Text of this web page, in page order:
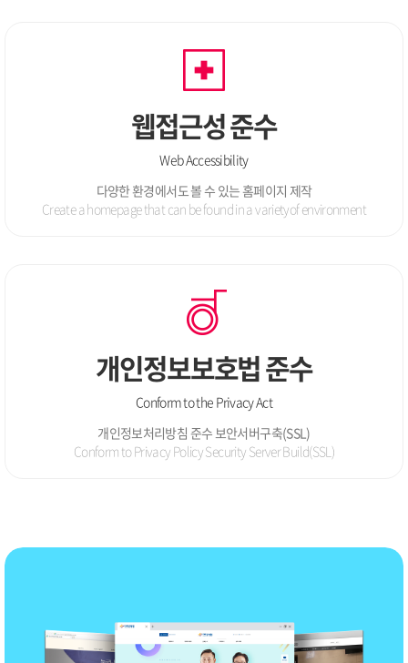
웹접근성 준수
Web Accessibility
다양한 환경에서도 볼 수 있는 홈페이지 제작
Create a homepage that can be found in a varietyof environment
개인정보보호법 준수
Conform to the Privacy Act
개인정보처리방침 준수 보안서버구축(SSL)
Conform to Privacy Policy Security Server Build(SSL)